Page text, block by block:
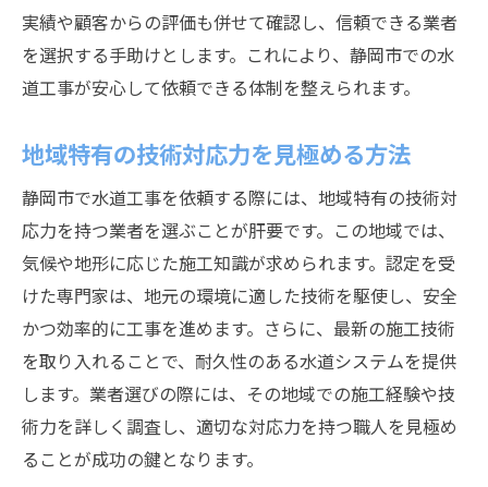
成功事例から得られる具体的な学び
選定基準に基づいた職人の選び方
信頼できる業者の共通点を分析
成功事例に基づく選定ポイント
地域特有の条件に対応できる水道工事職人の見
つけ方
静岡市特有の気候や地形への対応
地域の規制や法律への理解
過去の地域での施工実績を調査
自然災害に備えた技術力の確認
地域住民との良好な関係の構築
実績や顧客からの評価も併せて確認し、信頼できる業者
を選択する手助けとします。これにより、静岡市での水
道工事が安心して依頼できる体制を整えられます。
地域特有の技術対応力を見極める方法
静岡市で水道工事を依頼する際には、地域特有の技術対
応力を持つ業者を選ぶことが肝要です。この地域では、
気候や地形に応じた施工知識が求められます。認定を受
けた専門家は、地元の環境に適した技術を駆使し、安全
かつ効率的に工事を進めます。さらに、最新の施工技術
を取り入れることで、耐久性のある水道システムを提供
します。業者選びの際には、その地域での施工経験や技
術力を詳しく調査し、適切な対応力を持つ職人を見極め
ることが成功の鍵となります。